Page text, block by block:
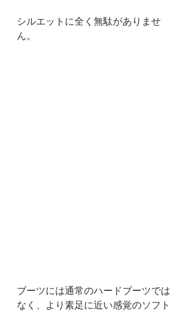
シルエットに全く無駄がありませ
ん。
ブーツには通常のハードブーツでは
なく、より素足に近い感覚のソフト